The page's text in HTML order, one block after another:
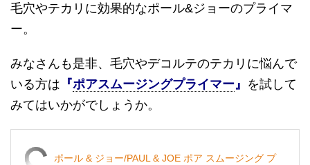
毛穴やテカリに効果的なポール&ジョーのプライマ
ー。
みなさんも是非、毛穴やデコルテのテカリに悩んで
いる方は 『ポアスムージングプライマー 』 を試して
みてはいかがでしょうか。
ポール & ジョー/PAUL & JOE ポア スムージング プ